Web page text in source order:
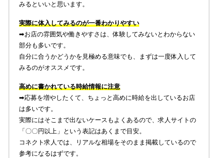
みるといいと思います。
実際に体入してみるのが一番わかりやすい
➡︎お店の雰囲気や働きやすさは、体験してみないとわからない
部分も多いです。
自分に合うかどうかを見極める意味でも、まずは一度体入して
みるのがオススメです。
高めに書かれている時給情報に注意
➡︎応募を増やしたくて、ちょっと高めに時給を出しているお店
は多いです。
実際にはそこまで出ないケースもよくあるので、求人サイトの
「〇〇円以上」という表記はあくまで目安。
コネクト求人では、リアルな相場をそのまま掲載しているので
参考になるはずです。